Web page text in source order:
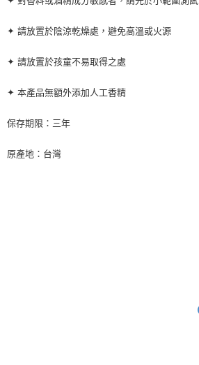
✦ 請放置於陰涼乾燥處，避免高溫或火源
✦ 請放置於孩童不易取得之處
✦ 本產品無額外添加人工香精
保存期限：三年
原產地：台灣